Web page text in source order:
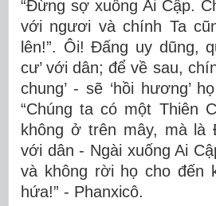
“Đừng sợ xuống Ai Cập.
với ngươi và chính Ta
lên!”. Ôi! Đấng uy dũng,
cư’ với dân; để về sau,
chung’ - sẽ ‘hồi hương’
“Chúng ta có một Thiên
không ở trên mây, mà là
với dân - Ngài xuống Ai
và không rời họ cho đến
hứa!” - Phanxicô.